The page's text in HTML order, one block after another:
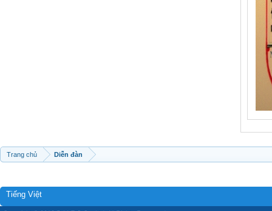
Trang chủ Diễn đàn
Tiếng Việt